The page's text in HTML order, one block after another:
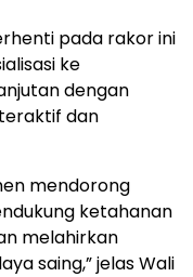
pada rakor ini
ke
dengan
dan
mendorong
ketahanan
melahirkan
saing,” jelas Wali